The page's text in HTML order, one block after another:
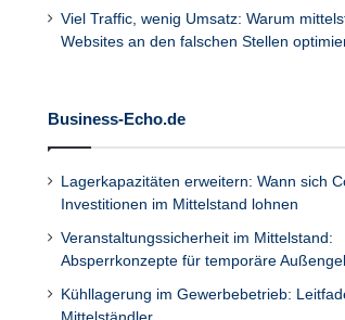
Viel Traffic, wenig Umsatz: Warum
Websites an den falschen Stellen
Business-Echo.de
Lagerkapazitäten erweitern: Wann sich
Investitionen im Mittelstand lohnen
Veranstaltungssicherheit im Mittelstand:
Absperrkonzepte für temporäre
Kühllagerung im Gewerbebetrieb: